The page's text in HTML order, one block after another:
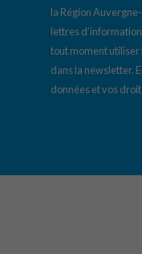
la Région
lettres
tout moment
dans la newsletter.
données et vos